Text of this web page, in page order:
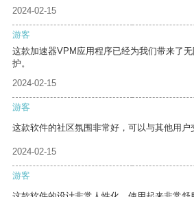
2024-02-15
游客
这款加速器VPM应用程序已经为我们带来了
护。
2024-02-15
游客
这款软件的社区氛围非常好，可以与其他用户
2024-02-15
游客